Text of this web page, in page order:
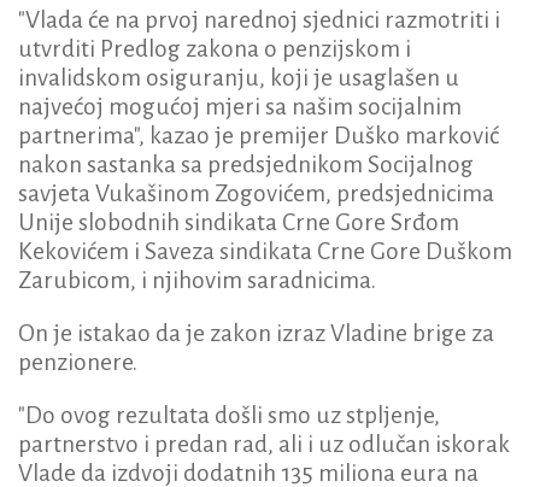
"Vlada će na prvoj narednoj sjednici razmotriti i
utvrditi Predlog zakona o penzijskom i
invalidskom osiguranju, koji je usaglašen u
najvećoj mogućoj mjeri sa našim socijalnim
partnerima", kazao je premijer Duško marković
nakon sastanka sa predsjednikom Socijalnog
savjeta Vukašinom Zogovićem, predsjednicima
Unije slobodnih sindikata Crne Gore Srđom
Kekovićem i Saveza sindikata Crne Gore Duškom
Zarubicom, i njihovim saradnicima.
On je istakao da je zakon izraz Vladine brige za
penzionere.
"Do ovog rezultata došli smo uz stpljenje,
partnerstvo i predan rad, ali i uz odlučan iskorak
Vlade da izdvoji dodatnih 135 miliona eura na